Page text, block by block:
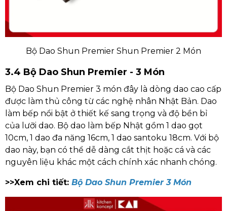
Bộ Dao Shun Premier Shun Premier 2 Món
3.4 Bộ Dao Shun Premier - 3 Món
Bộ Dao Shun Premier 3 món đây là dòng dao cao cấp
được làm thủ công từ các nghệ nhân Nhật Bản. Dao
làm bếp nổi bật ở thiết kế sang trọng và độ bền bỉ
của lưỡi dao. Bộ dao làm bếp Nhật gồm 1 dao gọt
10cm, 1 dao đa năng 16cm, 1 dao santoku 18cm. Với bộ
dao này, bạn có thể dễ dàng cắt thịt hoặc cá và các
nguyên liệu khác một cách chính xác nhanh chóng.
>>Xem chi tiết: Bộ Dao Shun Premier 3 Món